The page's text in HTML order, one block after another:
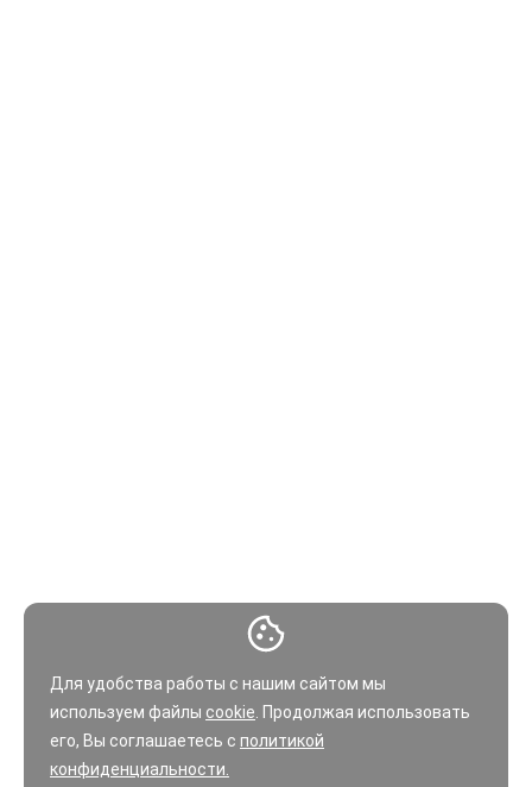
Для удобства работы с нашим сайтом мы
используем файлы cookie . Продолжая использовать
его, Вы соглашаетесь с политикой
конфиденциальности.